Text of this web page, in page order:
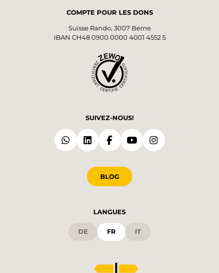
COMPTE POUR LES DONS
Suisse Rando, 3007 Berne
IBAN CH48 0900 0000 4001 4552 5
SUIVEZ-NOUS!
BLOG
LANGUES
DE FR IT